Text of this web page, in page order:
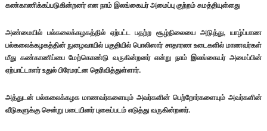
கண்காணிக்கப்படுகின்றனர் என நாம் இலங்கையர் அமைப்பு குற்றம் சுமத்தியுள்ளது
அண்மையில் பல்கலைக்கழகத்தில் ஏற்பட்ட பதற்ற சூழ்நிலையை அடுத்து, யாழ்ப்பாண
பல்கலைக்கழகத்தின் நுழைவாயில் பகுதியில் பொலிஸார் சாதாரண உடைகளில் மாணவர்கள்
மீது கண்காணிப்பை மேற்கொண்டு வருகின்றனர் என்று நாம் இலங்கையர் அமைப்பின்
ஏற்பாட்டாளர் உதுல் பிரேமரட்ன தெரிவித்துள்ளார்.
அத்துடன் பல்கலைக்கழக மாணவர்களையும் அவர்களின் பெற்றோர்களையும் அவர்களின்
வீடுகளுக்கு சென்று படையினர் புகைப்படம் எடுத்து வருகின்றனர்.